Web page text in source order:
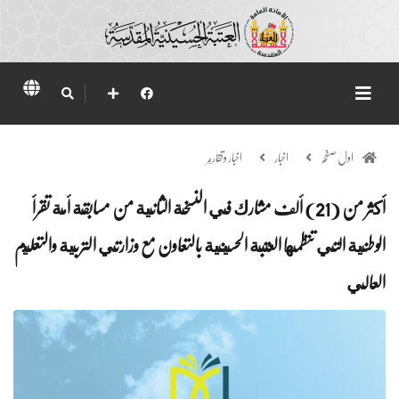
اول صفحہ اخبار اخبار وتقارير
أكثر من (21) ألف مشارك في النسخة الثانية من مسابقة أمة تقرأ
الوطنية التي تنظمها العتبة الحسينية بالتعاون مع وزارتي التربية والتعليم
العالي